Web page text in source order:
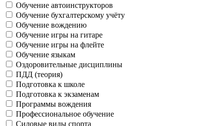
Обучение автоинструкторов
Обучение бухгалтерскому учёту
Обучение вождению
Обучение игры на гитаре
Обучение игры на флейте
Обучение языкам
Оздоровительные дисциплины
ПДД (теория)
Подготовка к школе
Подготовка к экзаменам
Программы вождения
Профессиональное обучение
Силовые виды спорта